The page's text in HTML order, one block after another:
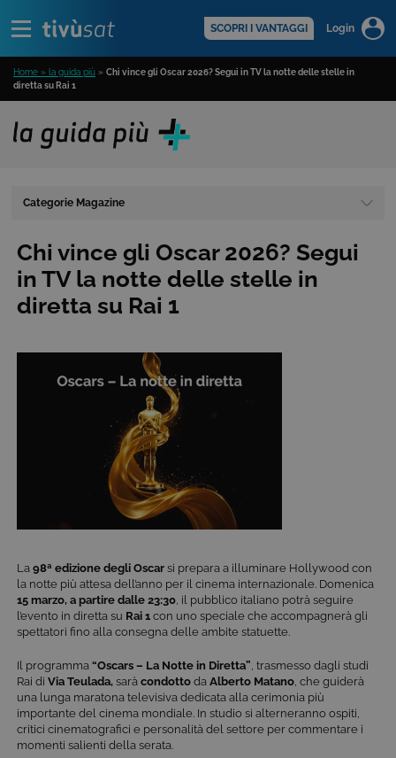
SCOPRI I VANTAGGI Login
Home » la guida più » Chi vince gli Oscar 2026? Segui in TV la notte delle stelle in
diretta su Rai 1
Categorie Magazine
Chi vince gli Oscar 2026? Segui
in TV la notte delle stelle in
diretta su Rai 1
La 98ª edizione degli Oscar si prepara a illuminare Hollywood con
la notte più attesa dell’anno per il cinema internazionale. Domenica
15 marzo, a partire dalle 23:30 , il pubblico italiano potrà seguire
l’evento in diretta su Rai 1 con uno speciale che accompagnerà gli
spettatori fino alla consegna delle ambite statuette.
Il programma “Oscars – La Notte in Diretta” , trasmesso dagli studi
Rai di Via Teulada, sarà condotto da Alberto Matano , che guiderà
una lunga maratona televisiva dedicata alla cerimonia più
importante del cinema mondiale. In studio si alterneranno ospiti,
critici cinematografici e personalità del settore per commentare i
momenti salienti della serata.